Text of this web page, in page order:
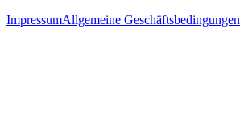
ImpressumAllgemeine Geschäftsbedingungen